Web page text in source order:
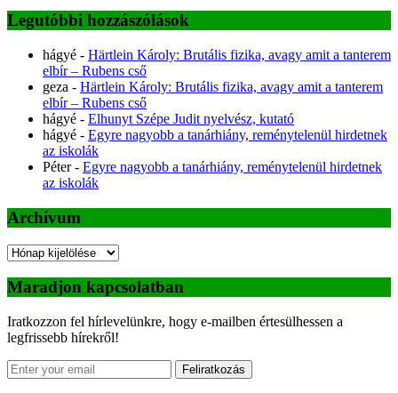
Legutóbbi hozzászólások
hágyé - Härtlein Károly: Brutális fizika, avagy amit a tanterem
elbír – Rubens cső
geza - Härtlein Károly: Brutális fizika, avagy amit a tanterem
elbír – Rubens cső
hágyé - Elhunyt Szépe Judit nyelvész, kutató
hágyé - Egyre nagyobb a tanárhiány, reménytelenül hirdetnek
az iskolák
Péter- Egyre nagyobb a tanárhiány, reménytelenül hirdetnek
az iskolák
Archívum
Archívum
Maradjon kapcsolatban
Iratkozzon fel hírlevelünkre, hogy e-mailben értesülhessen a
legfrissebb hírekről!
Feliratkozás